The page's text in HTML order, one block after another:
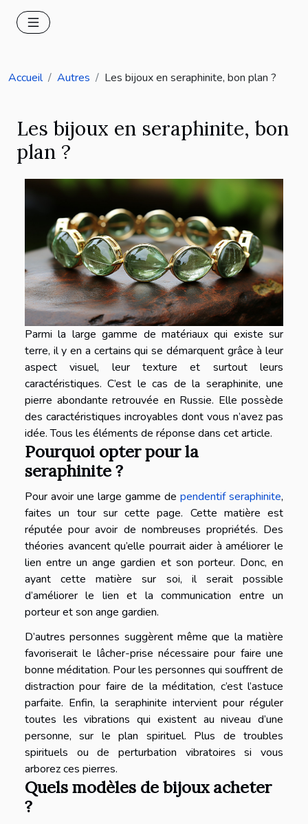
Accueil Autres Les bijoux en seraphinite, bon plan ?
Les bijoux en seraphinite, bon
plan ?
Parmi la large gamme de matériaux qui existe sur
terre, il y en a certains qui se démarquent grâce à leur
aspect visuel, leur texture et surtout leurs
caractéristiques. C’est le cas de la seraphinite, une
pierre abondante retrouvée en Russie. Elle possède
des caractéristiques incroyables dont vous n’avez pas
idée. Tous les éléments de réponse dans cet article.
Pourquoi opter pour la
seraphinite ?
Pour avoir une large gamme de pendentif seraphinite,
faites un tour sur cette page. Cette matière est
réputée pour avoir de nombreuses propriétés. Des
théories avancent qu’elle pourrait aider à améliorer le
lien entre un ange gardien et son porteur. Donc, en
ayant cette matière sur soi, il serait possible
d’améliorer le lien et la communication entre un
porteur et son ange gardien.
D’autres personnes suggèrent même que la matière
favoriserait le lâcher-prise nécessaire pour faire une
bonne méditation. Pour les personnes qui souffrent de
distraction pour faire de la méditation, c’est l’astuce
parfaite. Enfin, la seraphinite intervient pour réguler
toutes les vibrations qui existent au niveau d’une
personne, sur le plan spirituel. Plus de troubles
spirituels ou de perturbation vibratoires si vous
arborez ces pierres.
Quels modèles de bijoux acheter
?